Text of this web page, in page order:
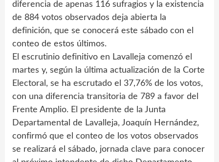
diferencia de apenas 116 sufragios y la existencia
de 884 votos observados deja abierta la
definición, que se conocerá este sábado con el
conteo de estos últimos.
El escrutinio definitivo en Lavalleja comenzó el
martes y, según la última actualización de la Corte
Electoral, se ha escrutado el 37,76% de los votos,
con una diferencia transitoria de 789 a favor del
Frente Amplio. El presidente de la Junta
Departamental de Lavalleja, Joaquín Hernández,
confirmó que el conteo de los votos observados
se realizará el sábado, jornada clave para conocer